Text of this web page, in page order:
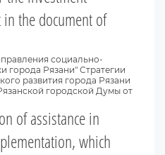
the document of
социально-
города Рязани" Стратегии
развития города Рязани
городской Думы от
of assistance in
which